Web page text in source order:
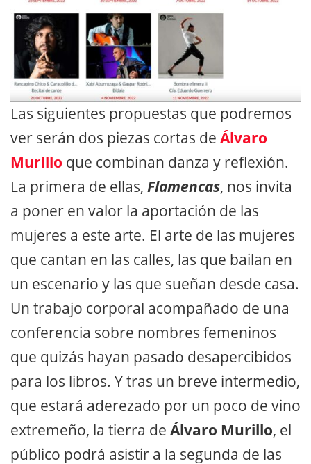
Las siguientes propuestas que podremos
ver serán dos piezas cortas de Álvaro
Murillo que combinan danza y reflexión.
La primera de ellas, Flamencas, nos invita
a poner en valor la aportación de las
mujeres a este arte. El arte de las mujeres
que cantan en las calles, las que bailan en
un escenario y las que sueñan desde casa.
Un trabajo corporal acompañado de una
conferencia sobre nombres femeninos
que quizás hayan pasado desapercibidos
para los libros. Y tras un breve intermedio,
que estará aderezado por un poco de vino
extremeño, la tierra de Álvaro Murillo, el
público podrá asistir a la segunda de las